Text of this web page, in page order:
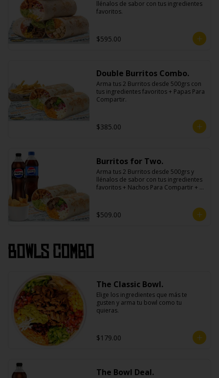
llénalos de sabor con tus ingredientes
favoritos.
$595.00
Double Burritos Combo.
Arma tus 2 Burritos desde 500grs con
tus ingredientes favoritos + Papas Para
Compartir.
$385.00
Burritos for Two.
Arma tus 2 Burritos desde 500grs y
llénalos de sabor con tus ingredientes
favoritos + Nachos Para Compartir + 2
$509.00
Bowls Combo
The Classic Bowl.
Elige los ingredientes que más te
gusten y arma tu bowl como tu
quieras.
$179.00
The Bowl Deal.